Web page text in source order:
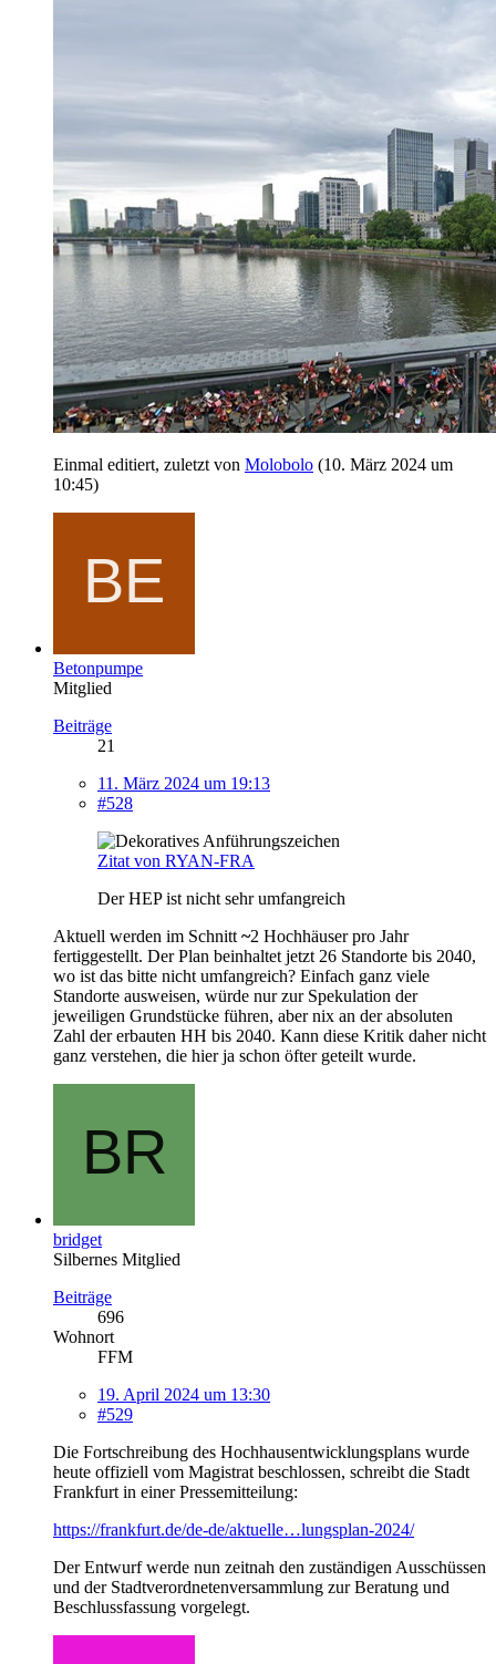
Einmal editiert, zuletzt von Molobolo (10. März 2024 um
10:45)
Betonpumpe
Mitglied
Beiträge
21
11. März 2024 um 19:13
#528
Zitat von RYAN-FRA
Der HEP ist nicht sehr umfangreich
Aktuell werden im Schnitt ~2 Hochhäuser pro Jahr
fertiggestellt. Der Plan beinhaltet jetzt 26 Standorte bis 2040,
wo ist das bitte nicht umfangreich? Einfach ganz viele
Standorte ausweisen, würde nur zur Spekulation der
jeweiligen Grundstücke führen, aber nix an der absoluten
Zahl der erbauten HH bis 2040. Kann diese Kritik daher nicht
ganz verstehen, die hier ja schon öfter geteilt wurde.
bridget
Silbernes Mitglied
Beiträge
696
Wohnort
FFM
19. April 2024 um 13:30
#529
Die Fortschreibung des Hochhausentwicklungsplans wurde
heute offiziell vom Magistrat beschlossen, schreibt die Stadt
Frankfurt in einer Pressemitteilung:
https://frankfurt.de/de-de/aktuelle…lungsplan-2024/
Der Entwurf werde nun zeitnah den zuständigen Ausschüssen
und der Stadtverordnetenversammlung zur Beratung und
Beschlussfassung vorgelegt.